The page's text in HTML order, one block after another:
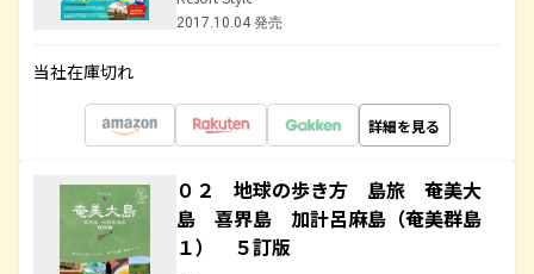
2017.10.04 発売
当社在庫切れ
詳細を見る
０２ 地球の歩き方 島旅 奄美大
島 喜界島 加計呂麻島（奄美群島
１） ５訂版